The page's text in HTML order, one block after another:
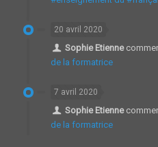
20 avril 2020
Sophie Etienne
de la formatrice
7 avril 2020
Sophie Etienne
de la formatrice